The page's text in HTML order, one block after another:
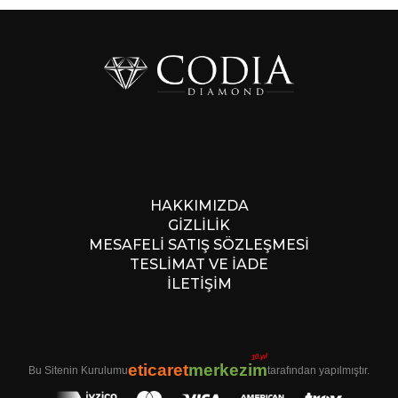
HAKKIMIZDA
GİZLİLİK
MESAFELİ SATIŞ SÖZLEŞMESİ
TESLİMAT VE İADE
İLETİŞİM
Bu Sitenin Kurulumueticaretmerkezim
10.yıl
tarafından yapılmıştır.